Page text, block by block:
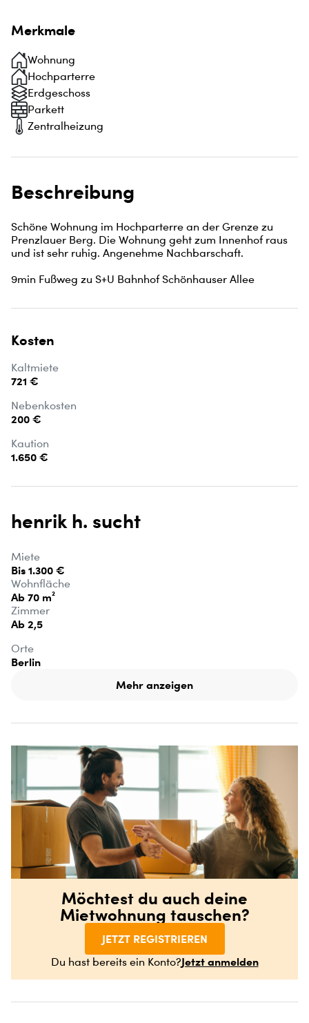
Merkmale
Wohnung
Hochparterre
Erdgeschoss
Parkett
Zentralheizung
Beschreibung
Schöne Wohnung im Hochparterre an der Grenze zu
Prenzlauer Berg. Die Wohnung geht zum Innenhof raus
und ist sehr ruhig. Angenehme Nachbarschaft.
9min Fußweg zu S+U Bahnhof Schönhauser Allee
Kosten
Kaltmiete
721 €
Nebenkosten
200 €
Kaution
1.650 €
henrik h. sucht
Miete
Bis 1.300 €
Wohnfläche
Ab 70 m²
Zimmer
Ab 2,5
Orte
Berlin
Mehr anzeigen
Möchtest du auch deine
Mietwohnung tauschen?
JETZT REGISTRIEREN
Du hast bereits ein Konto?Jetzt anmelden